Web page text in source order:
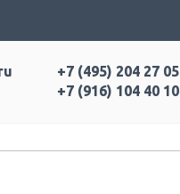
+7 (495) 204 27 05
+7 (916) 104 40 10